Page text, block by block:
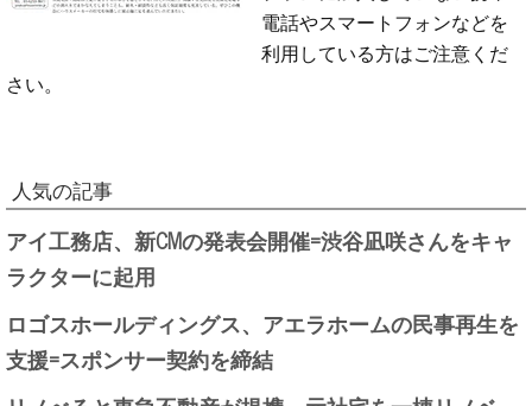
電話やスマートフォンなどを
利用している方はご注意くだ
さい。
人気の記事
アイ工務店、新CMの発表会開催=渋谷凪咲さんをキャ
ラクターに起用
ロゴスホールディングス、アエラホームの民事再生を
支援=スポンサー契約を締結